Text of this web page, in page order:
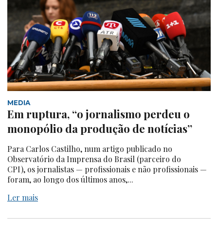
MEDIA
Em ruptura, “o jornalismo perdeu o
monopólio da produção de notícias”
Para Carlos Castilho, num artigo publicado no
Observatório da Imprensa do Brasil (parceiro do
CPI), os jornalistas — profissionais e não profissionais —
foram, ao longo dos últimos anos,...
Ler mais